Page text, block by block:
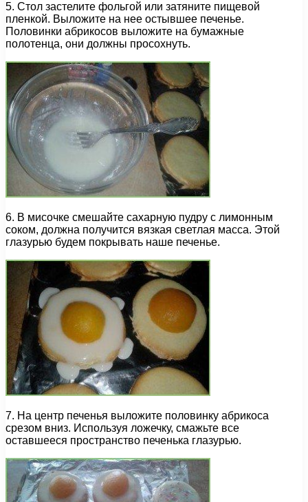
5. Стол застелите фольгой или затяните пищевой
пленкой. Выложите на нее остывшее печенье.
Половинки абрикосов выложите на бумажные
полотенца, они должны просохнуть.
6. В мисочке смешайте сахарную пудру с лимонным
соком, должна получится вязкая светлая масса. Этой
глазурью будем покрывать наше печенье.
7. На центр печенья выложите половинку абрикоса
срезом вниз. Используя ложечку, смажьте все
оставшееся пространство печенька глазурью.